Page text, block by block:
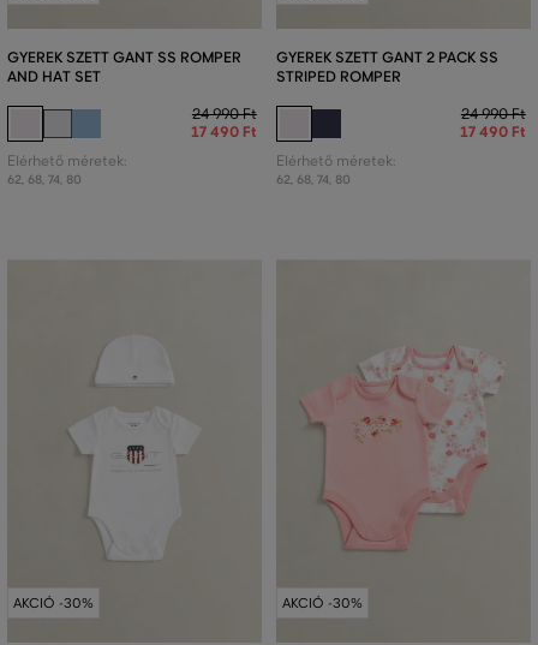
GYEREK SZETT GANT SS ROMPER
AND HAT SET
24 990 Ft
17 490 Ft
Elérhető méretek:
62, 68, 74, 80
GYEREK SZETT GANT 2 PACK SS
STRIPED ROMPER
24 990 Ft
17 490 Ft
Elérhető méretek:
62, 68, 74, 80
AKCIÓ -30% AKCIÓ -30%